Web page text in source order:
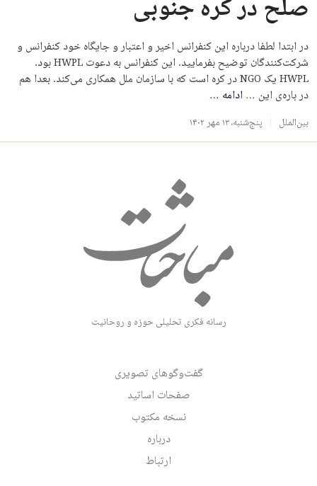
صلح در کره جنوبی
در ابتدا لطفا درباره این کنفرانس اخیر و اعتبار و جایگاه خود کنفرانس و
شرکت‌کنندگان توضیح بفرمایید. این کنفرانس به دعوت HWPL بود.
HWPL یک NGO در کره است که با سازمان ملل همکاری می‌کند. بعدا هم
در باره‌ی این …ادامه …
بین‌الملل پنج‌شنبه، ۱۳ مهر ۱۴۰۲
رسانه فکری تحلیلی حوزه و روحانیت
گفت‌وگوهای تصویری
صفحات اساتید
نسخه مکتوب
درباره
ارتباط